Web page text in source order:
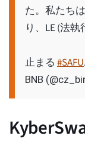
た。私たち
り、LE (法
止まる #SAFU.
BNB